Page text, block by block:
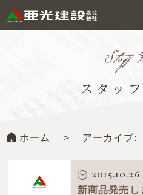
ン
ッ
亜光建設株式会社
スタッ
ホーム > アーカ
2015.10.26
新商品発売し